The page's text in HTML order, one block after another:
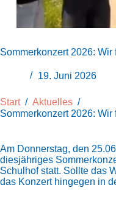
Sommerkonzert 2026: Wir
19. Juni 2026
Start / Aktuelles /
Sommerkonzert 2026: Wir
Am Donnerstag, den
diesjähriges
Schulhof statt. Sollte das
das Konzert hingegen in